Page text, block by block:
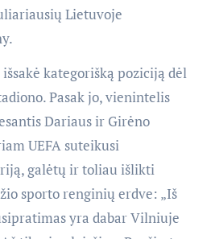
Lietuvoje
išsakė kategorišką poziciją dėl
Pasak jo, vienintelis
Dariaus ir Girėno
UEFA suteikusi
galėtų ir toliau išlikti
sporto renginių erdve: „Iš
yra dabar Vilniuje